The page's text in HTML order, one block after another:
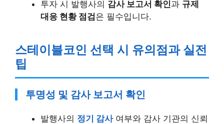
투자 시 발행사의 감사 보고서 확인과 규제
대응 현황 점검 은 필수입니다.
스테이블코인 선택 시 유의점과 실전
팁
투명성 및 감사 보고서 확인
발행사의 정기 감사여부와 감사 기관의 신뢰